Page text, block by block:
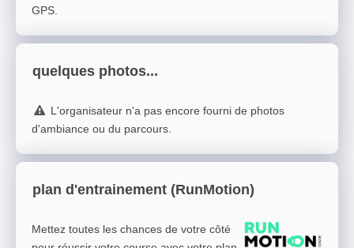
GPS.
quelques photos...
L'organisateur n'a pas encore fourni de photos
d'ambiance ou du parcours.
plan d'entrainement (RunMotion)
Mettez toutes les chances de votre côté